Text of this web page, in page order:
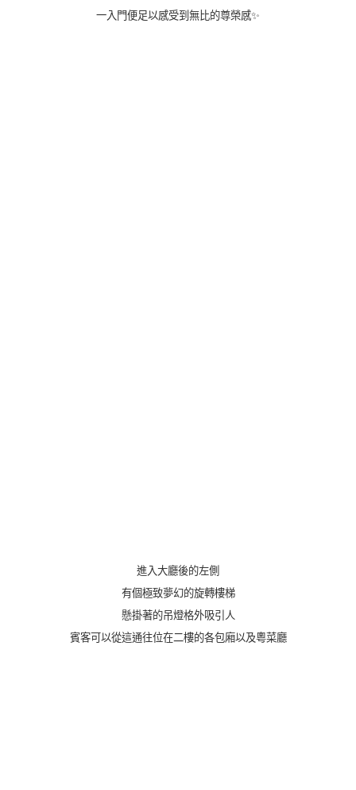
一入門便足以感受到無比的尊榮感✨
進入大廳後的左側
有個極致夢幻的旋轉樓梯
懸掛著的吊燈格外吸引人
賓客可以從這通往位在二樓的各包廂以及粵菜廳